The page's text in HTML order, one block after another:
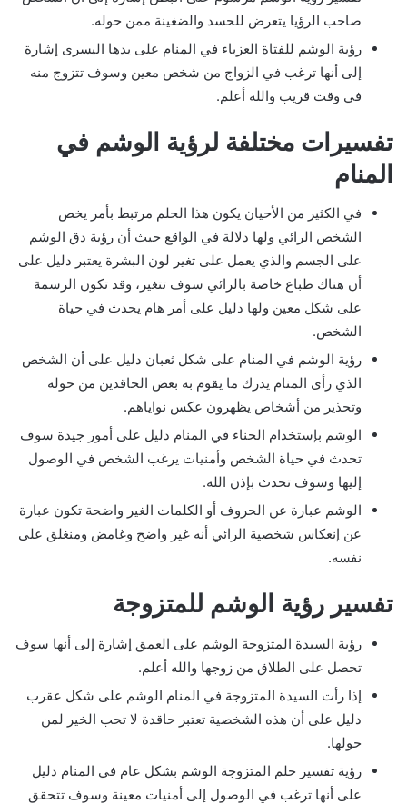
صاحب الرؤيا يتعرض للحسد والضغينة ممن حوله.
رؤية الوشم للفتاة العزباء في المنام على يدها اليسرى إشارة
إلى أنها ترغب في الزواج من شخص معين وسوف تتزوج منه
في وقت قريب والله أعلم.
تفسيرات مختلفة لرؤية الوشم في
المنام
في الكثير من الأحيان يكون هذا الحلم مرتبط بأمر يخص
الشخص الرائي ولها دلالة في الواقع حيث أن رؤية دق الوشم
على الجسم والذي يعمل على تغير لون البشرة يعتبر دليل على
أن هناك طباع خاصة بالرائي سوف تتغير، وقد تكون الرسمة
على شكل معين ولها دليل على أمر هام يحدث في حياة
الشخص.
رؤية الوشم في المنام على شكل ثعبان دليل على أن الشخص
الذي رأى المنام يدرك ما يقوم به بعض الحاقدين من حوله
وتحذير من أشخاص يظهرون عكس نواياهم.
الوشم بإستخدام الحناء في المنام دليل على أمور جيدة سوف
تحدث في حياة الشخص وأمنيات يرغب الشخص في الوصول
إليها وسوف تحدث بإذن الله.
الوشم عبارة عن الحروف أو الكلمات الغير واضحة تكون عبارة
عن إنعكاس شخصية الرائي أنه غير واضح وغامض ومنغلق على
نفسه.
تفسير رؤية الوشم للمتزوجة
رؤية السيدة المتزوجة الوشم على العمق إشارة إلى أنها سوف
تحصل على الطلاق من زوجها والله أعلم.
إذا رأت السيدة المتزوجة في المنام الوشم على شكل عقرب
دليل على أن هذه الشخصية تعتبر حاقدة لا تحب الخير لمن
حولها.
رؤية تفسير حلم المتزوجة الوشم بشكل عام في المنام دليل
على أنها ترغب في الوصول إلى أمنيات معينة وسوف تتحقق